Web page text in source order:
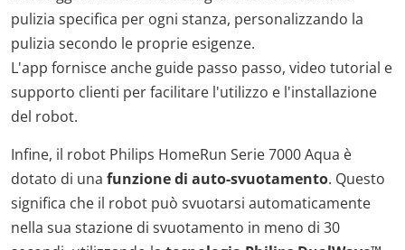
pulizia specifica per ogni stanza, personalizzando la
pulizia secondo le proprie esigenze.
L'app fornisce anche guide passo passo, video tutorial e
supporto clienti per facilitare l'utilizzo e l'installazione
del robot.
Infine, il robot Philips HomeRun Serie 7000 Aqua è
dotato di una funzione di auto-svuotamento. Questo
significa che il robot può svuotarsi automaticamente
nella sua stazione di svuotamento in meno di 30